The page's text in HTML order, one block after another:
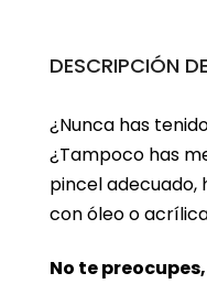
DESCRIPCIÓN
¿Nunca has
¿Tampoco has
pincel
con óleo o
No te preocupes,